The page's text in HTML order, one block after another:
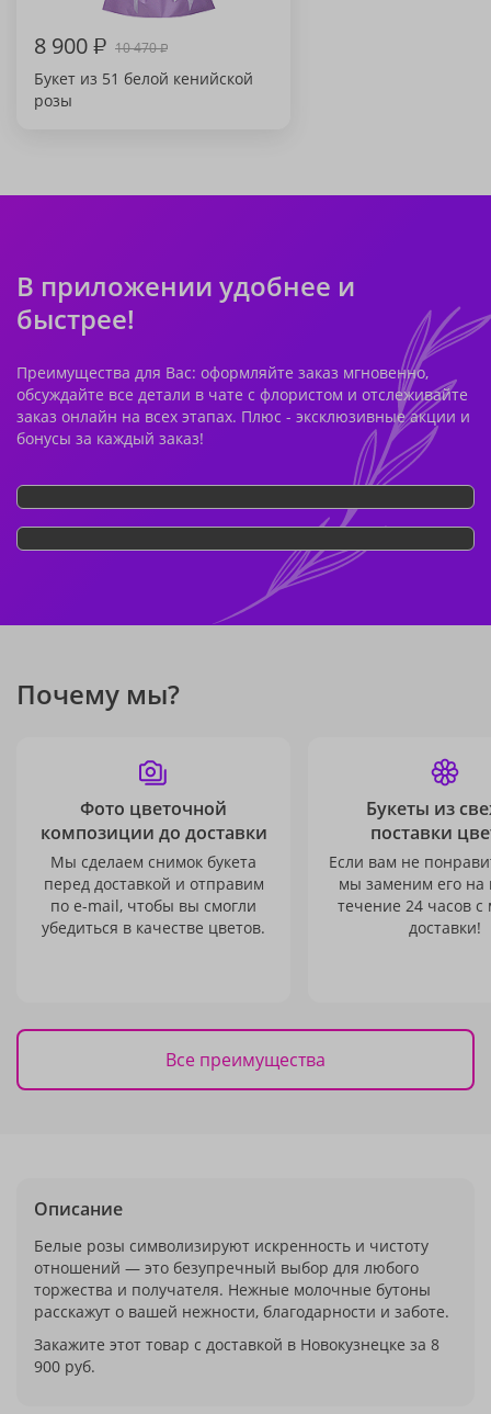
8 900₽ 10 470₽
Букет из 51 белой кенийской
розы
В приложении удобнее и
быстрее!
Преимущества для Вас: оформляйте заказ мгновенно,
обсуждайте все детали в чате с флористом и отслеживайте
заказ онлайн на всех этапах. Плюс - эксклюзивные акции и
бонусы за каждый заказ!
Почему мы?
Фото цветочной
композиции до доставки
Мы сделаем снимок букета
перед доставкой и отправим
по e-mail, чтобы вы смогли
убедиться в качестве цветов.
Букеты из
поставки
Если вам не
мы заменим его на
течение 24 часов с
доставки!
Все преимущества
Описание
Белые розы символизируют искренность и чистоту
отношений — это безупречный выбор для любого
торжества и получателя. Нежные молочные бутоны
расскажут о вашей нежности, благодарности и заботе.
Закажите этот товар с доставкой в Новокузнецке за 8
900 руб.